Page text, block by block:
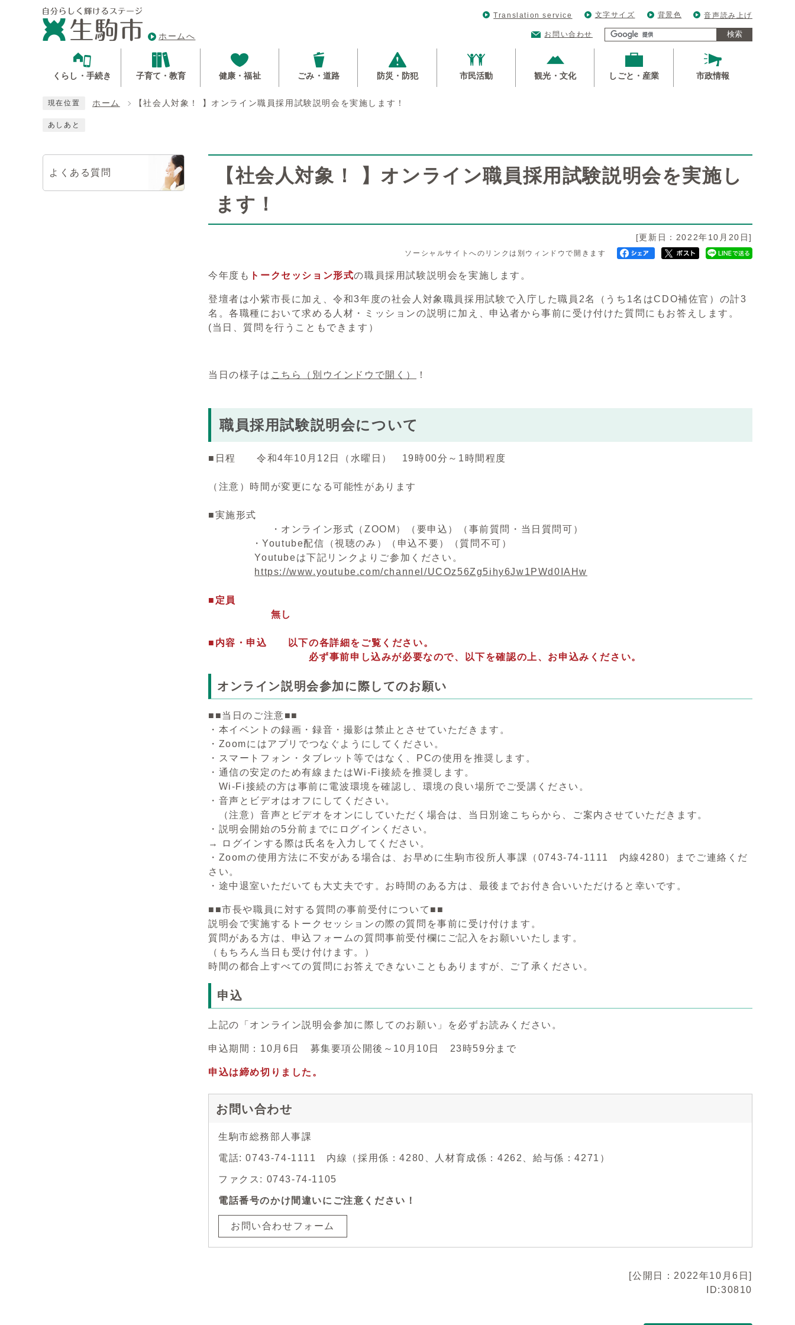
ホームへ
Translation service 文字サイズ 背景色 音声読み上げ
お問い合わせ 検索
くらし・手続き 子育て・教育 健康・福祉 ごみ・道路 防災・防犯 市民活動 観光・文化 しごと・産業 市政情報
現在位置 ホーム 【社会人対象！ 】オンライン職員採用試験説明会を実施します！
あしあと
【社会人対象！ 】オンライン職員採用試験説明会を実施し
ます！
[更新日：2022年10月20日]
ソーシャルサイトへのリンクは別ウィンドウで開きます
今年度も トークセッション形式の職員採用試験説明会を実施します。
登壇者は小紫市長に加え、令和3年度の社会人対象職員採用試験で入庁した職員2名（うち1名はCDO補佐官）の計3
名。各職種において求める人材・ミッションの説明に加え、申込者から事前に受け付けた質問にもお答えします。
(当日、質問を行うこともできます）
当日の様子は こちら （別ウインドウで開く） ！
職員採用試験説明会について
■日程 令和4年10月12日（水曜日） 19時00分～1時間程度
（注意）時間が変更になる可能性があります
■実施形式
・オンライン形式（ZOOM）（要申込）（事前質問・当日質問可）
・Youtube配信（視聴のみ）（申込不要）（質問不可）
Youtubeは下記リンクよりご参加ください。
https://www.youtube.com/channel/UCOz56Zg5ihy6Jw1PWd0IAHw
■定員
無し
■内容・申込 以下の各詳細をご覧ください。
必ず事前申し込みが必要なので、以下を確認の上、お申込みください。
オンライン説明会参加に際してのお願い
■■当日のご注意■■
・本イベントの録画・録音・撮影は禁止とさせていただきます。
・Zoomにはアプリでつなぐようにしてください。
・スマートフォン・タブレット等ではなく、PCの使用を推奨します。
・通信の安定のため有線またはWi-Fi接続を推奨します。
Wi-Fi接続の方は事前に電波環境を確認し、環境の良い場所でご受講ください。
・音声とビデオはオフにしてください。
（注意）音声とビデオをオンにしていただく場合は、当日別途こちらから、ご案内させていただきます。
・説明会開始の5分前までにログインください。
→ ログインする際は氏名を入力してください。
・Zoomの使用方法に不安がある場合は、お早めに生駒市役所人事課（0743-74-1111 内線4280）までご連絡くだ
さい。
・途中退室いただいても大丈夫です。お時間のある方は、最後までお付き合いいただけると幸いです。
■■市長や職員に対する質問の事前受付について■■
説明会で実施するトークセッションの際の質問を事前に受け付けます。
質問がある方は、申込フォームの質問事前受付欄にご記入をお願いいたします。
（もちろん当日も受け付けます。）
時間の都合上すべての質問にお答えできないこともありますが、ご了承ください。
申込
上記の「オンライン説明会参加に際してのお願い」を必ずお読みください。
申込期間：10月6日 募集要項公開後～10月10日 23時59分まで
申込は締め切りました。
お問い合わせ
生駒市総務部人事課
電話: 0743-74-1111 内線（採用係：4280、人材育成係：4262、給与係：4271）
ファクス: 0743-74-1105
電話番号のかけ間違いにご注意ください！
お問い合わせフォーム
よくある質問
[公開日：2022年10月6日]
ID:30810